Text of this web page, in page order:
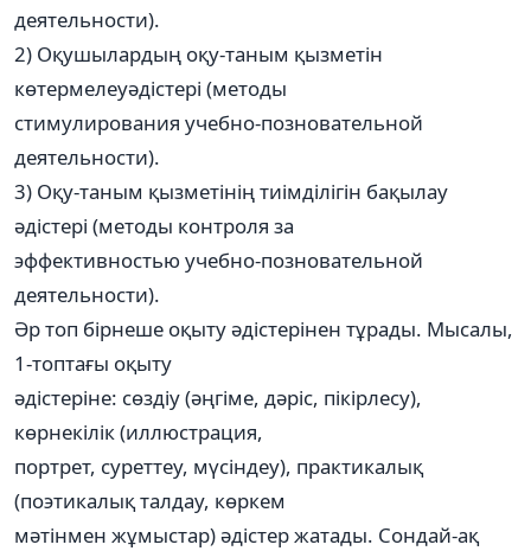
деятельности).
2) Оқушылардың оқу-таным қызметін
көтермелеуәдістері (методы
стимулирования учебно-позновательной
деятельности).
3) Оқу-таным қызметінің тиімділігін бақылау
әдістері (методы контроля за
эффективностью учебно-позновательной
деятельности).
Әр топ бірнеше оқыту әдістерінен тұрады. Мысалы,
1-топтағы оқыту
әдістеріне: сөздіу (әңгіме, дәріс, пікірлесу),
көрнекілік (иллюстрация,
портрет, суреттеу, мүсіндеу), практикалық
(поэтикалық талдау, көркем
мәтінмен жұмыстар) әдістер жатады. Сондай-ақ